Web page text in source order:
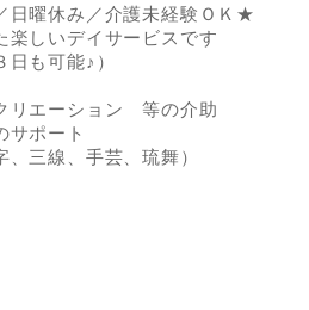
日曜休み／介護未経験ＯＫ★
楽しいデイサービスです
も可能♪）
リエーション 等の介助
ポート
、三線、手芸、琉舞）